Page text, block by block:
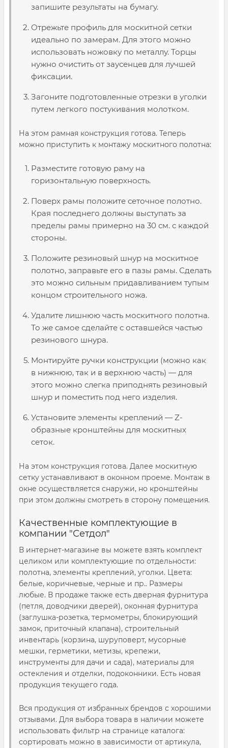
запишите результаты на бумагу.
Отрежьте профиль для москитной сетки
идеально по замерам. Для этого можно
использовать ножовку по металлу. Торцы
нужно очистить от заусенцев для лучшей
фиксации.
Загоните подготовленные отрезки в уголки
путем легкого постукивания молотком.
На этом рамная конструкция готова. Теперь
можно приступить к монтажу москитного полотна:
Разместите готовую раму на
горизонтальную поверхность.
Поверх рамы положите сеточное полотно.
Края последнего должны выступать за
пределы рамы примерно на 30 см. с каждой
стороны.
Положите резиновый шнур на москитное
полотно, заправьте его в пазы рамы. Сделать
это можно сильным придавливанием тупым
концом строительного ножа.
Удалите лишнюю часть москитного полотна.
То же самое сделайте с оставшейся частью
резинового шнура.
Монтируйте ручки конструкции (можно как
в нижнюю, так и в верхнюю часть) — для
этого можно слегка приподнять резиновый
шнур и поместить под него изделия.
Установите элементы креплений — Z-
образные кронштейны для москитных
сеток.
На этом конструкция готова. Далее москитную
сетку устанавливают в оконном проеме. Монтаж в
окне осуществляется снаружи, но кронштейны
при этом должны смотреть в сторону помещения.
Качественные комплектующие в
компании "Сетдол"
В интернет-магазине вы можете взять комплект
целиком или комплектующие по отдельности:
полотна, элементы креплений, уголки. Цвета:
белые, коричневые, черные и пр.. Размеры
любые. В продаже также есть дверная фурнитура
(петля, доводчики дверей), оконная фурнитура
(заглушка-розетка, термометры, блокирующий
замок, приточный клапана), строительный
инвентарь (корзина, шуруповерт, мусорные
мешки, герметики, метизы, крепежи,
инструменты для дачи и сада), материалы для
остекления и отделки, подоконники. Есть новая
продукция текущего года.
Вся продукция от избранных брендов с хорошими
отзывами. Для выбора товара в наличии можете
использовать фильтр на странице каталога:
сортировать можно в зависимости от артикула,